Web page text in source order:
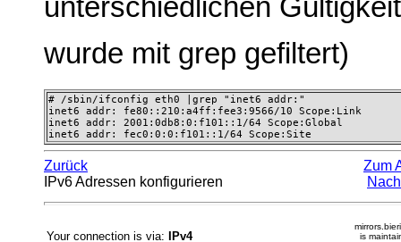
unterschiedlichen
wurde mit grep gefiltert)
# /sbin/ifconfig eth0 |grep "inet6 addr:"
inet6 addr: fe80::210:a4ff:fee3:9566/10 Scope:Link
inet6 addr: 2001:0db8:0:f101::1/64 Scope:Global
inet6 addr: fec0:0:0:f101::1/64 Scope:Site
Zurück
Zum
IPv6 Adressen konfigurieren
Your connection is via: IPv4
is